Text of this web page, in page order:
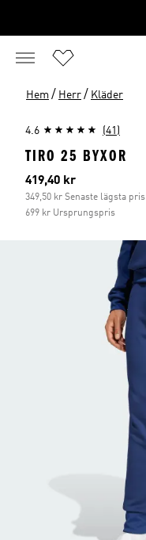
Hem / Herr / Kläder
4.6 (41)
TIRO 25 BYXOR
Aktuellt pris
419,40 kr
349,50 kr Senaste lägsta pris
699 kr Ursprungspris